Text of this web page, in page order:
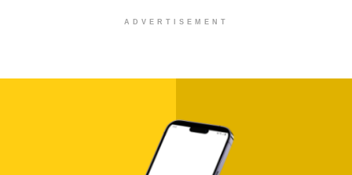
ADVERTISEMENT